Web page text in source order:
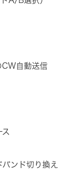
CW自動送信
ンド切り換え